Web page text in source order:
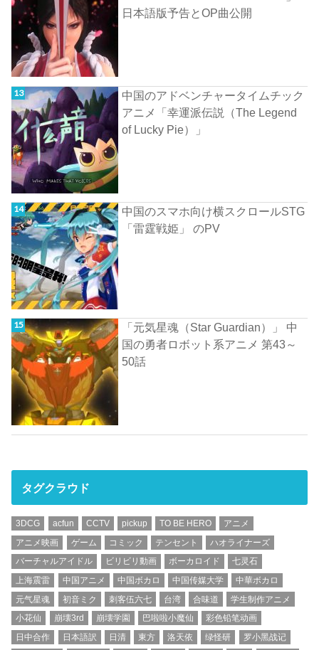
日本語版予告とOP曲公開
中国のアドベンチャータイムチック
アニメ「幸運派伝説（The Legend
of Lucky Pie）」
中国のスマホ向け横スクロールSTG
「雷霆戦姫」 のPV
「元気星魂（Star Guardian）」 中
国の勇者ロボット系アニメ 第43～
50話
タグクラウド
3DCG acfun CCTV pickup TO BE HERO
アニメ
アニメ映画
ゲーム コミック テンセント
ハオライナーズ
バーチャルアイドル
ビリビリ動画 ボーカロイド
七灵石
上海震雷
中国アニメ 中国ボカロ 中国传媒大学
中華ボカロ
元气星魂
初音ミク 刺客伍六七 台湾 合味道
学生制作アニメ
小花仙
崩壊3rd 崩壊学園 巴啦啦小魔仙
彩色铅笔动画
日中合作
日本語訳 日清 東方 洛天依 绿怪研
罗小黑战记